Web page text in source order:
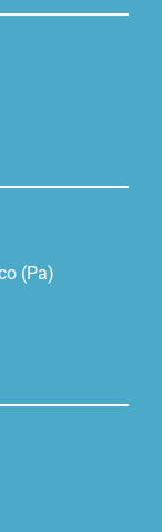
(Pa)